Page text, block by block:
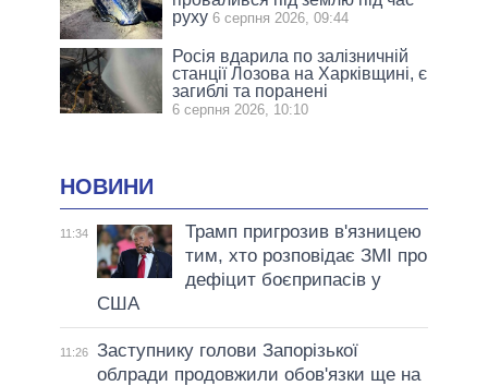
руху 6 серпня 2026, 09:44
Росія вдарила по залізничній
станції Лозова на Харківщині, є
загиблі та поранені
6 серпня 2026, 10:10
НОВИНИ
11:34
Трамп пригрозив в'язницею
тим, хто розповідає ЗМІ про
дефіцит боєприпасів у
США
11:26
Заступнику голови Запорізької
облради продовжили обов'язки ще на